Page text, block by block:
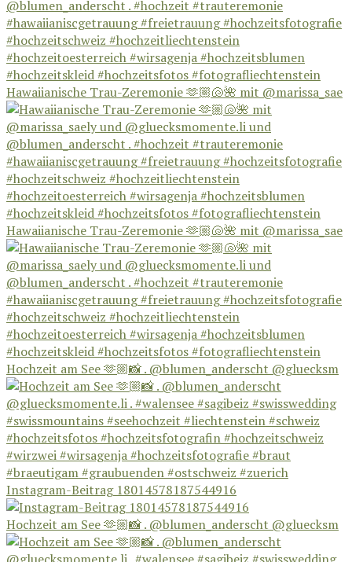
Hawaiianische Trau-Zeremonie 🫶🏼🐚🌺 mit @marissa_sae
Hawaiianische Trau-Zeremonie 🫶🏼🐚🌺 mit @marissa_sae
Hochzeit am See 🫶🏼📸 . @blumen_anderscht @gluecksm
Instagram-Beitrag 18014578187544916
Hochzeit am See 🫶🏼📸 . @blumen_anderscht @gluecksm